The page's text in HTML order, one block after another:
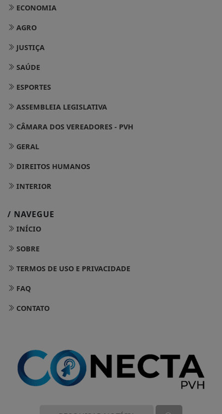
ECONOMIA
AGRO
JUSTIÇA
SAÚDE
ESPORTES
ASSEMBLEIA LEGISLATIVA
CÂMARA DOS VEREADORES - PVH
GERAL
DIREITOS HUMANOS
INTERIOR
/ NAVEGUE
INÍCIO
SOBRE
TERMOS DE USO E PRIVACIDADE
FAQ
CONTATO